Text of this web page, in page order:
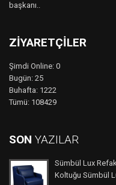
başkanı..
ZIYARETÇILER
Şimdi Online: 0
Bugün: 25
Buhafta: 1222
Tümü: 108429
SON YAZILAR
Sümbül Lux
Koltuğu Sümbül